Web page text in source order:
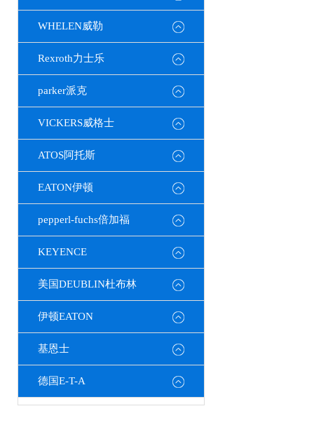
WHELEN威勒
Rexroth力士乐
parker派克
VICKERS威格士
ATOS阿托斯
EATON伊顿
pepperl-fuchs倍加福
KEYENCE
美国DEUBLIN杜布林
伊顿EATON
基恩士
德国E-T-A